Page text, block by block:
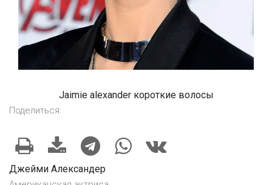
Jaimie alexander короткие волосы
Поделиться:
Джейми Александер